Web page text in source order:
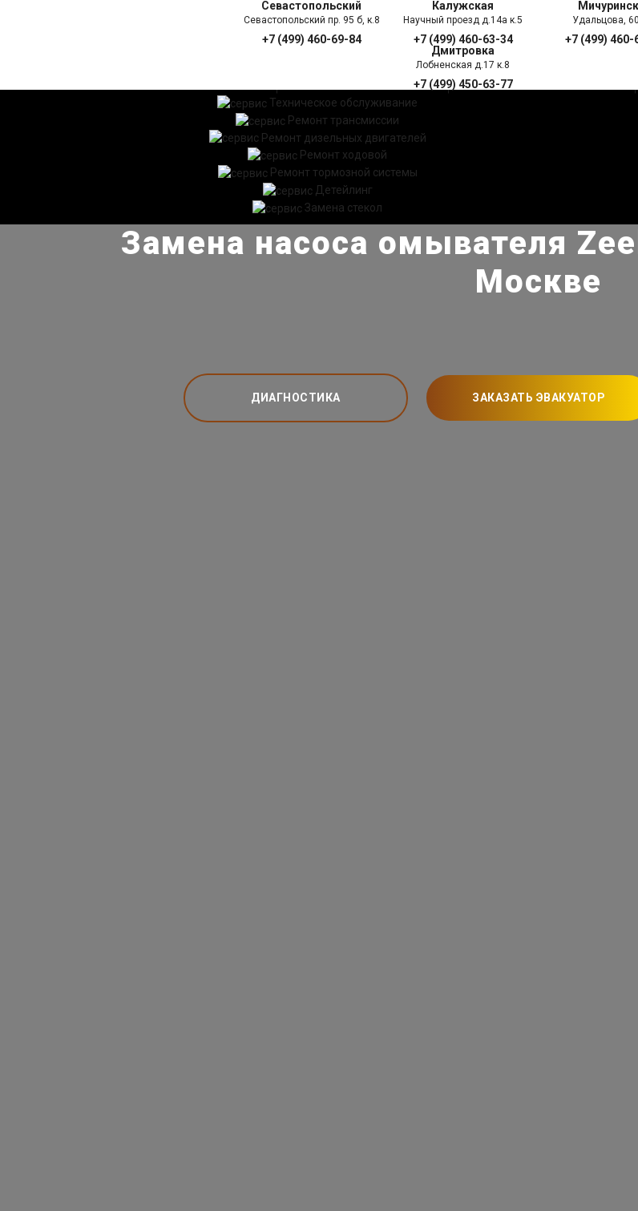
Севастопольский
Севастопольский пр. 95 б, к.8
+7 (499) 460-69-84
Калужская
Научный проезд д.14а к.5
+7 (499) 460-63-34
Удальцова,
+7 (499) 460-
Дмитровка
Лобненская д.17 к.8
+7 (499) 450-63-77ПРАЙС ЛИСТ
Техническое обслуживание
Ремонт трансмиссии
Ремонт дизельных двигателей
Ремонт ходовой
Ремонт тормозной системы
Детейлинг
Замена стекол
Замена насоса омывателя
Москве
ДИАГНОСТИКА ЗАКАЗАТЬ ЭВАКУАТОР